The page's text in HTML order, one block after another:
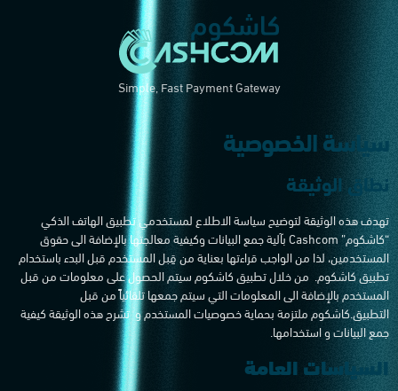
Simple, Fast Payment Gateway
سياسة الخصوصية
نطاق الوثيقة
تهدف هذه الوثيقة لتوضيح سياسة الاطلاع لمستخدمي تطبيق الهاتف الذكي
“كاشكوم” Cashcom بآلية جمع البيانات وكيفية معالجتها بالإضافة الى حقوق
المستخدمين، لذا من الواجب قراءتها بعناية من قِبل المستخدم قبل البدء باستخدام
تطبيق كاشكوم. من خلال تطبيق كاشكوم سيتم الحصول على معلومات من قبل
المستخدم بالإضافة الى المعلومات التي سيتم جمعها تلقائياً من قبل
التطبيق.كاشكوم ملتزمة بحماية خصوصيات المستخدم و تشرح هذه الوثيقة كيفية
جمع البيانات و استخدامها.
السياسات العامة